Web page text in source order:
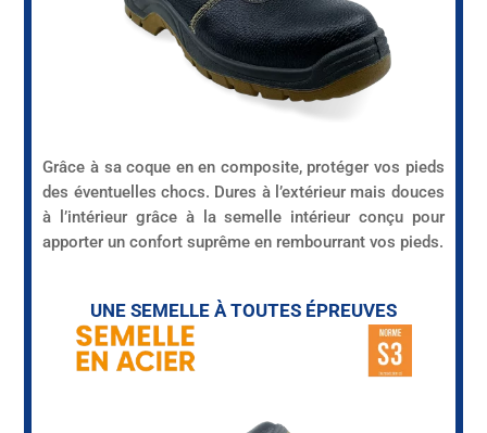
Grâce à sa coque en en composite, protéger vos pieds
des éventuelles chocs. Dures à l’extérieur mais douces
à l’intérieur grâce à la semelle intérieur conçu pour
apporter un confort suprême en rembourrant vos pieds.
UNE SEMELLE À TOUTES ÉPREUVES